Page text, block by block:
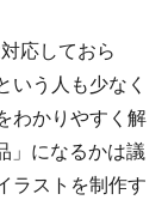
応しておら
いう人も少なく
わかりやすく解
」になるかは議
ラストを制作す